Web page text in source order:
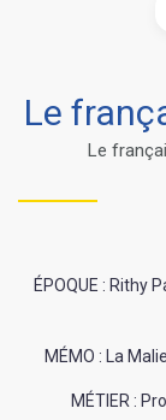
Le
Le
ÉPOQUE : Rithy
MÉMO : La
MÉTIER :